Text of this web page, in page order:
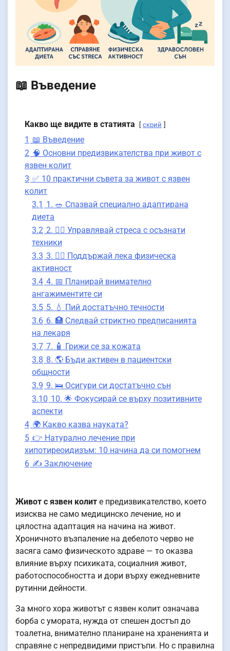
📖 Въведение
Какво ще видите в статията скрий
1 📖 Въведение
2 🧠 Основни предизвикателства при живот с
язвен колит
3 ✅ 10 практични съвета за живот с язвен
колит
3.1 1. 🥗 Спазвай специално адаптирана
диета
3.2 2. 🧘‍♀️ Управлявай стреса с осъзнати
техники
3.3 3. 🏃‍♂️ Поддържай лека физическа
активност
3.4 4. 📅 Планирай внимателно
ангажиментите си
3.5 5. 💧 Пий достатъчно течности
3.6 6. 🏥 Следвай стриктно предписанията
на лекаря
3.7 7. 🧴 Грижи се за кожата
3.8 8. 🌎 Бъди активен в пациентски
общности
3.9 9. 🛌 Осигури си достатъчно сън
3.10 10. 🌟 Фокусирай се върху позитивните
аспекти
4 🌍 Какво казва науката?
5 👉 Натурално лечение при
хипотиреоидизъм: 10 начина да си помогнем
6 ✍️ Заключение
Живот с язвен колит е предизвикателство, което
изисква не само медицинско лечение, но и
цялостна адаптация на начина на живот.
Хроничното възпаление на дебелото черво не
засяга само физическото здраве — то оказва
влияние върху психиката, социалния живот,
работоспособността и дори върху ежедневните
рутинни дейности.
За много хора животът с язвен колит означава
борба с умората, нужда от спешен достъп до
тоалетна, внимателно планиране на храненията и
справяне с непредвидими пристъпи. Но с правилна